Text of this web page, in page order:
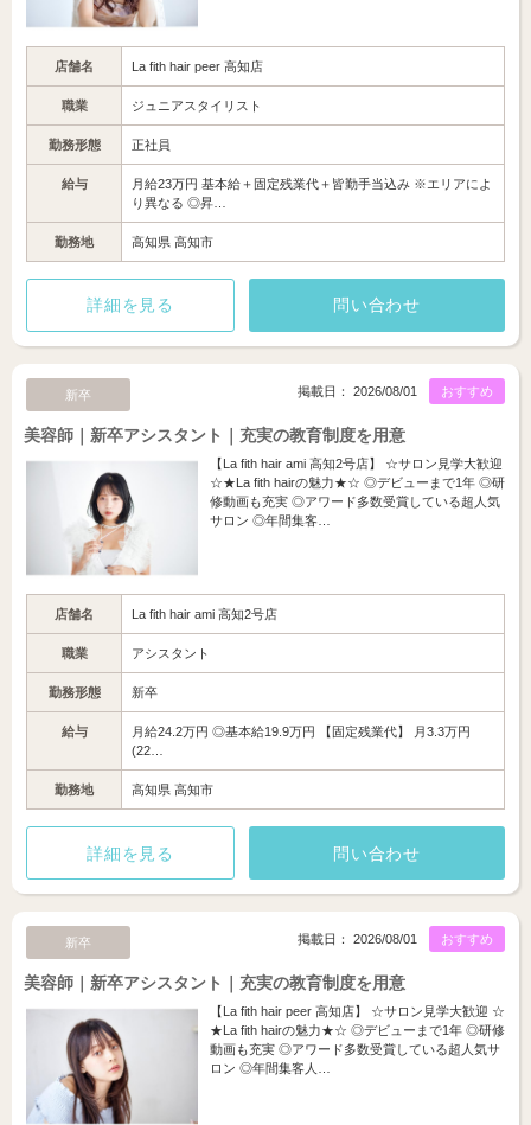
店舗名 La fith hair peer 高知店
職業 ジュニアスタイリスト
勤務形態 正社員
給与
月給23万円 基本給＋固定残業代＋皆勤手当込み ※エリアによ
り異なる ◎昇…
勤務地 高知県 高知市
詳細を見る 問い合わせ
新卒 おすすめ
掲載日： 2026/08/01
美容師｜新卒アシスタント｜充実の教育制度を用意
【La fith hair ami 高知2号店】 ☆サロン見学大歓迎
☆★La fith hairの魅力★☆ ◎デビューまで1年 ◎研
修動画も充実 ◎アワード多数受賞している超人気
サロン ◎年間集客…
店舗名 La fith hair ami 高知2号店
職業 アシスタント
勤務形態 新卒
給与
月給24.2万円 ◎基本給19.9万円 【固定残業代】 月3.3万円
(22…
勤務地 高知県 高知市
詳細を見る 問い合わせ
新卒 おすすめ
掲載日： 2026/08/01
美容師｜新卒アシスタント｜充実の教育制度を用意
【La fith hair peer 高知店】 ☆サロン見学大歓迎 ☆
★La fith hairの魅力★☆ ◎デビューまで1年 ◎研修
動画も充実 ◎アワード多数受賞している超人気サ
ロン ◎年間集客人…